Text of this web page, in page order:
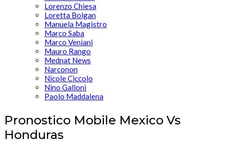
Lorenzo Chiesa
Loretta Bolgan
Manuela Magistro
Marco Saba
Marco Veniani
Mauro Rango
Mednat News
Narconon
Nicole Ciccolo
Nino Galloni
Paolo Maddalena
Pronostico Mobile Mexico Vs
Honduras